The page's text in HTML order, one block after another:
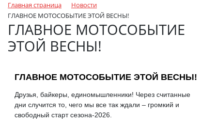
Главная страница
Новости
ГЛАВНОЕ МОТОСОБЫТИЕ ЭТОЙ ВЕСНЫ!
ГЛАВНОЕ МОТОСОБЫТИЕ
ЭТОЙ ВЕСНЫ!
ГЛАВНОЕ МОТОСОБЫТИЕ ЭТОЙ ВЕСНЫ!
Друзья, байкеры, единомышленники! Через считанные
дни случится то, чего мы все так ждали – громкий и
свободный старт сезона-2026.